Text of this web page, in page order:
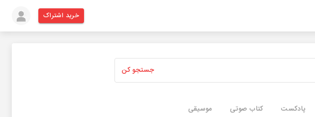
خرید اشتراک
جستجو کن
پادکست کتاب صوتی موسیقی